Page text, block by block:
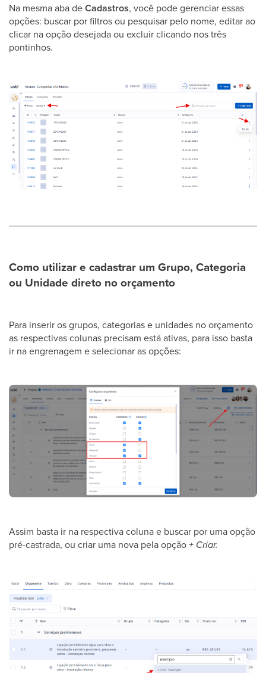
Na mesma aba deCadastros, você pode gerenciar essas
opções: buscar por filtros ou pesquisar pelo nome, editar ao
clicar na opção desejada ou excluir clicando nos três
pontinhos.
Como utilizar e cadastrar um Grupo, Categoria
ou Unidade direto no orçamento
Para inserir os grupos, categorias e unidades no orçamento
as respectivas colunas precisam está ativas, para isso basta
ir na engrenagem e selecionar as opções:
Assim basta ir na respectiva coluna e buscar por uma opção
pré-castrada, ou criar uma nova pela opção+ Criar.